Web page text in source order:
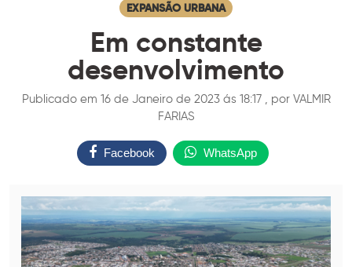
EXPANSÃO URBANA
Em constante
desenvolvimento
Publicado em 16 de Janeiro de 2023 ás 18:17 , por VALMIR
FARIAS
Facebook WhatsApp